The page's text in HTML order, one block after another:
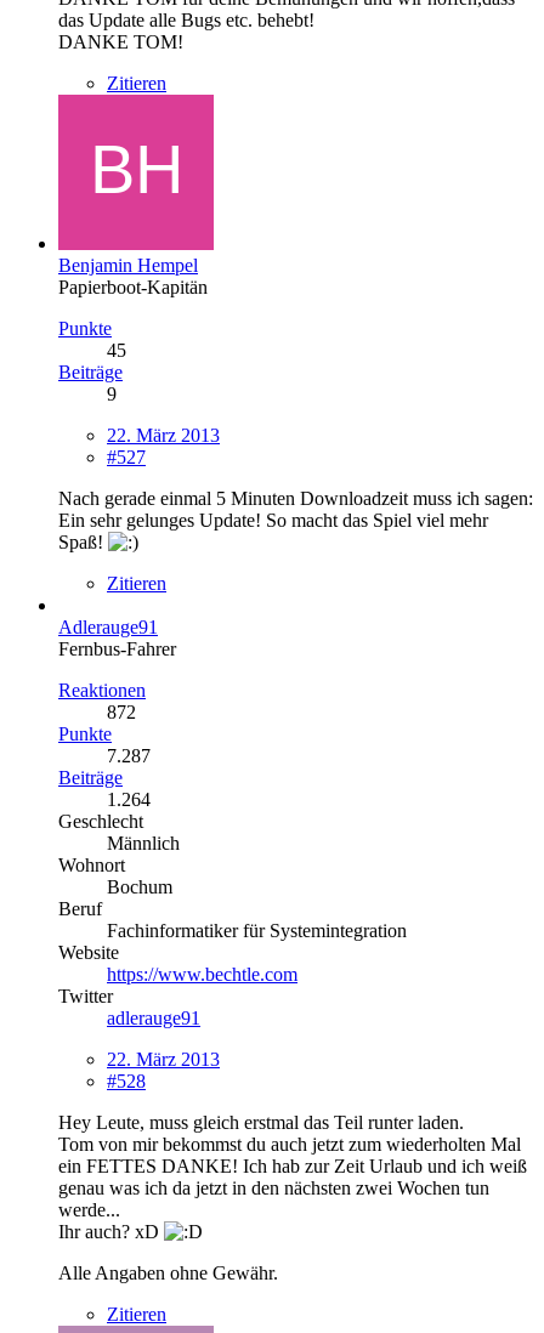
das Update alle Bugs etc. behebt!
DANKE TOM!
Zitieren
Benjamin Hempel
Papierboot-Kapitän
Punkte
45
Beiträge
9
22. März 2013
#527
Nach gerade einmal 5 Minuten Downloadzeit muss ich sagen:
Ein sehr gelunges Update! So macht das Spiel viel mehr
Spaß!
Zitieren
Adlerauge91
Fernbus-Fahrer
Reaktionen
872
Punkte
7.287
Beiträge
1.264
Geschlecht
Männlich
Wohnort
Bochum
Beruf
Fachinformatiker für Systemintegration
Website
https://www.bechtle.com
Twitter
adlerauge91
22. März 2013
#528
Hey Leute, muss gleich erstmal das Teil runter laden.
Tom von mir bekommst du auch jetzt zum wiederholten Mal
ein FETTES DANKE! Ich hab zur Zeit Urlaub und ich weiß
genau was ich da jetzt in den nächsten zwei Wochen tun
werde...
Ihr auch? xD
Alle Angaben ohne Gewähr.
Zitieren